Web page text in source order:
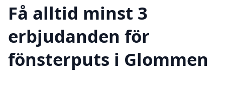
Få alltid minst 3
erbjudanden för
fönsterputs i Glommen